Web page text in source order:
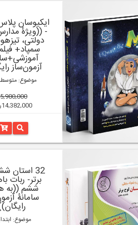
ایکیوسان
- ((ویژۀ
دولتی،
سمپاد+
آزمون‌ساز
موضوع:
14,382,000ریال
32 استان
برتر- ربات
ششم ((به
سامانۀ
موضوع: